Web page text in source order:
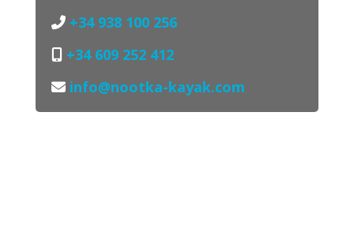
+34 938 100 256
+34 609 252 412
info@nootka-kayak.com